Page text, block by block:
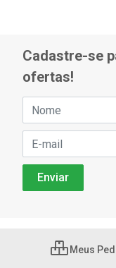
Cadastre-se
ofertas!
Meus